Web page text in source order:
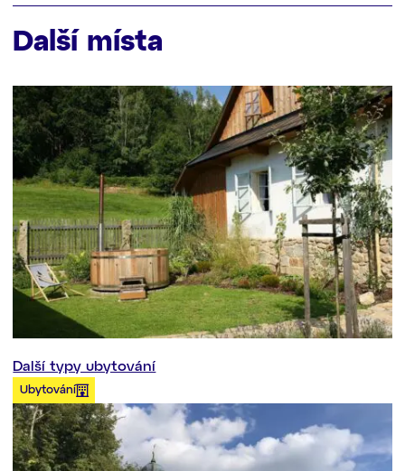
Další místa
Další typy ubytování
Ubytování